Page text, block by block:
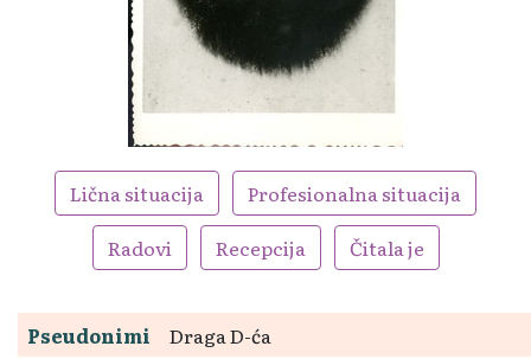
Lična situacija
Profesionalna situacija
Radovi
Recepcija Čitala je
Pseudonimi
Draga D-ća